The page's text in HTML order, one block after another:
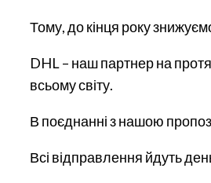
Тому, до кінця року
DHL – наш партнер на
всьому світу.
В поєднанні з нашою
Всі відправлення йдуть